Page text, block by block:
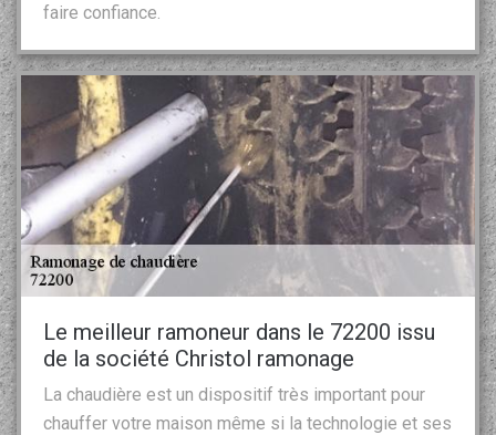
faire confiance.
Le meilleur ramoneur dans le 72200 issu
de la société Christol ramonage
La chaudière est un dispositif très important pour
chauffer votre maison même si la technologie et ses